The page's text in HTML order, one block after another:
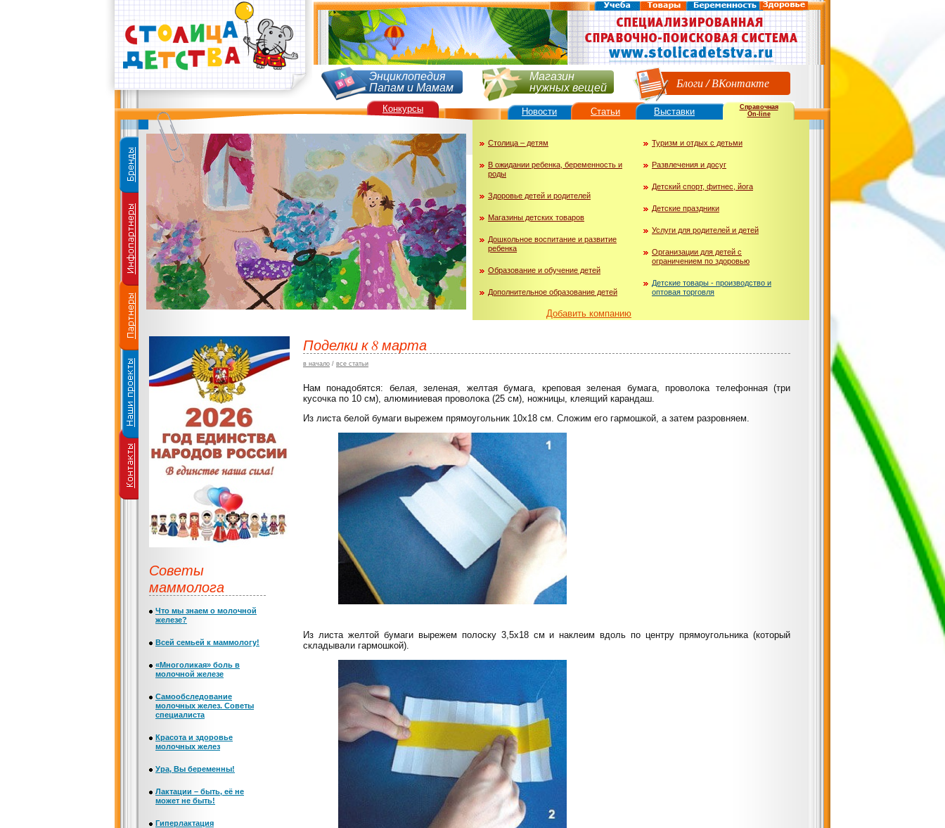
Энциклопедия
Папам и Мамам
Магазин
нужных вещей Блоги/ВКонтакте
Столица – детям
В ожидании ребенка, беременность и
роды
Здоровье детей и родителей
Магазины детских товаров
Дошкольное воспитание и развитие
ребенка
Образование и обучение детей
Дополнительное образование детей
Туризм и отдых с детьми
Развлечения и досуг
Детский спорт, фитнес, йога
Детские праздники
Услуги для родителей и детей
Организации для детей с
ограничением по здоровью
Детские товары - производство и
оптовая торговля
Добавить компанию
Справочная
On-line
Поделки к 8 марта
в начало / все статьи
Нам понадобятся: белая, зеленая, желтая бумага, креповая зеленая бумага, проволока телефонная (три
кусочка по 10 см), алюминиевая проволока (25 см), ножницы, клеящий карандаш.
Из листа белой бумаги вырежем прямоугольник 10х18 см. Сложим его гармошкой, а затем разровняем.
Из листа желтой бумаги вырежем полоску 3,5х18 см и наклеим вдоль по центру прямоугольника (который
складывали гармошкой).
Советы
маммолога
Что мы знаем о молочной
железе?
Всей семьей к маммологу!
«Многоликая» боль в
молочной железе
Самообследование
молочных желез. Советы
специалиста
Красота и здоровье
молочных желез
Ура, Вы беременны!
Лактации – быть, её не
может не быть!
Гиперлактация
Конкурсы Новости Статьи Выставки